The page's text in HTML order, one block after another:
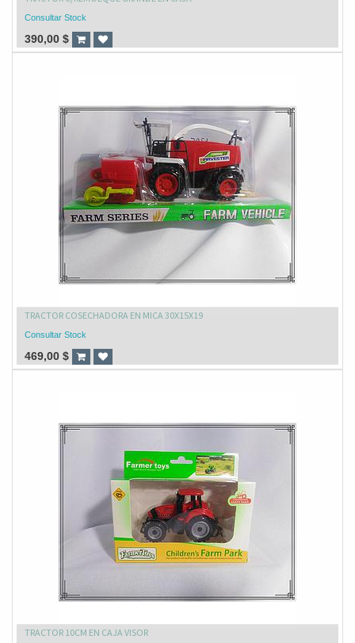
Consultar Stock
390,00 $
TRACTOR COSECHADORA EN MICA 30X15X19
Consultar Stock
469,00 $
TRACTOR 10CM EN CAJA VISOR